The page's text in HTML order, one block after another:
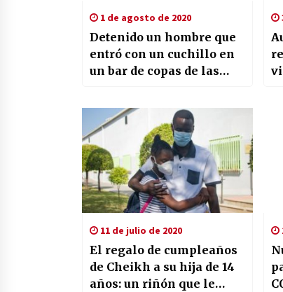
1 de agosto de 2020
Detenido un hombre que
entró con un cuchillo en
un bar de copas de las
11 de julio de 2020
El regalo de cumpleaños
de Cheikh a su hija de 14
años: un riñón que le